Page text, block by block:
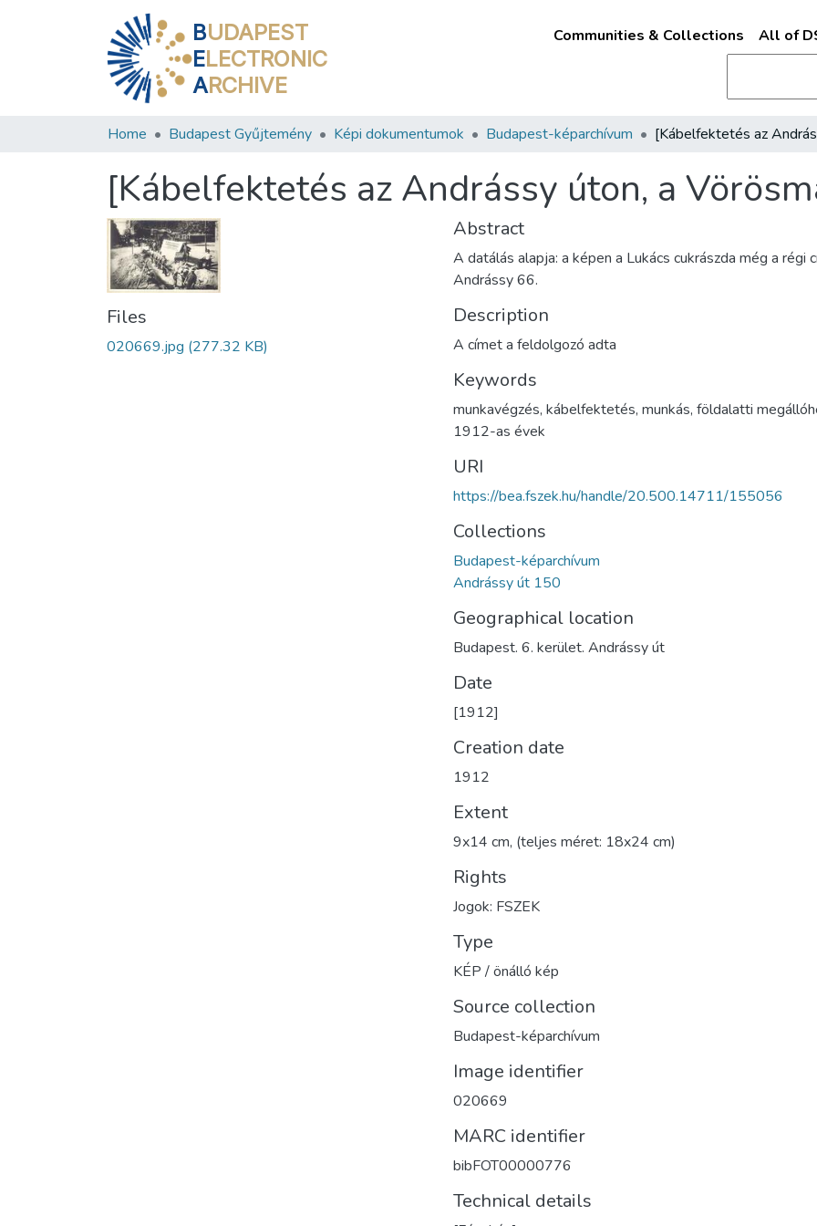
BUDAPEST
ELECTRONIC
ARCHIVE
Communities & Collections All of
Home Budapest Gyűjtemény Képi dokumentumok Budapest-képarchívum
[Kábelfektetés az Andrássy úton, a
Files
020669.jpg (277.32 KB)
Abstract
A datálás alapja: a képen a Lukács cukrászda még a régi
Andrássy 66.
Description
A címet a feldolgozó adta
Keywords
munkavégzés, kábelfektetés, munkás, földalatti
1912-as évek
URI
https://bea.fszek.hu/handle/20.500.14711/155056
Collections
Budapest-képarchívum
Andrássy út 150
Geographical location
Budapest. 6. kerület. Andrássy út
Date
[1912]
Creation date
1912
Extent
9x14 cm, (teljes méret: 18x24 cm)
Rights
Jogok: FSZEK
Type
KÉP / önálló kép
Source collection
Budapest-képarchívum
Image identifier
020669
MARC identifier
bibFOT00000776
Technical details